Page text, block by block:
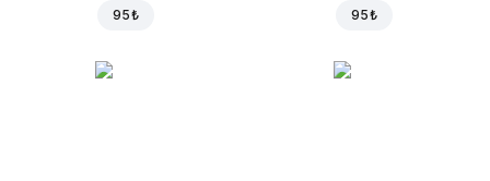
95 ₺ 95 ₺